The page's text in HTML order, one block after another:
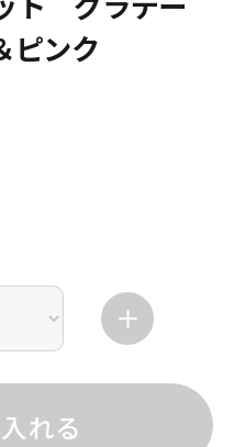
ピンク
れる